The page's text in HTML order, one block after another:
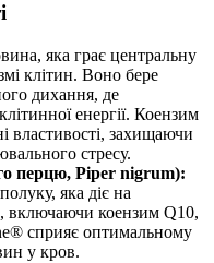
яка грає центральну
клітин. Воно бере
дихання, де
енергії. Коензим
властивості, захищаючи
стресу.
перцю, Piper nigrum):
яка діє на
включаючи коензим Q10,
сприяє оптимальному
у кров.